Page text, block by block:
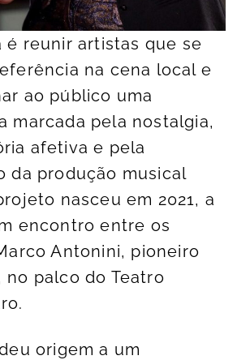
é reunir artistas que se
na cena local e
ao público uma
marcada pela nostalgia,
afetiva e pela
da produção musical
nasceu em 2021, a
encontro entre os
Antonini, pioneiro
no palco do Teatro
origem a um